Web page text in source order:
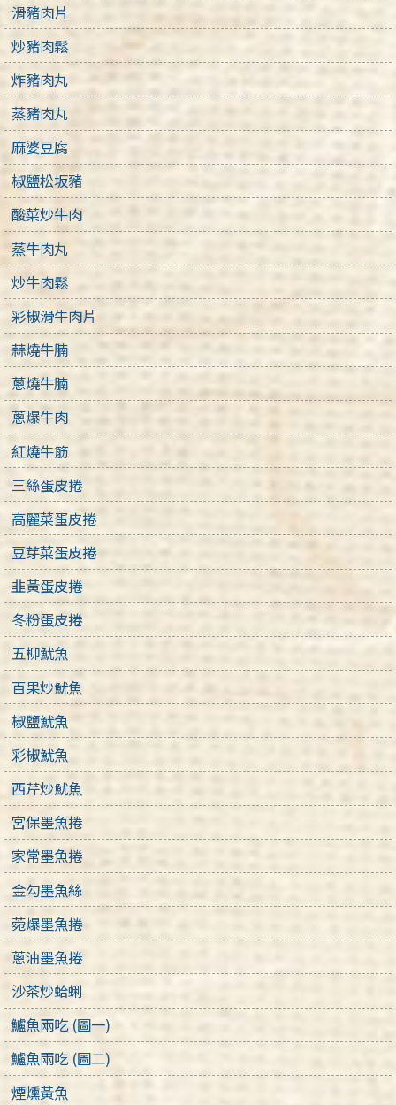
滑豬肉片
炒豬肉鬆
炸豬肉丸
蒸豬肉丸
麻婆豆腐
椒鹽松坂豬
酸菜炒牛肉
蒸牛肉丸
炒牛肉鬆
彩椒滑牛肉片
蒜燒牛腩
蔥燒牛腩
蔥爆牛肉
紅燒牛筋
三絲蛋皮捲
高麗菜蛋皮捲
豆芽菜蛋皮捲
韭黃蛋皮捲
冬粉蛋皮捲
五柳魷魚
百果炒魷魚
椒鹽魷魚
彩椒魷魚
西芹炒魷魚
宮保墨魚捲
家常墨魚捲
金勾墨魚絲
菀爆墨魚捲
蔥油墨魚捲
沙茶炒蛤蜊
鱸魚兩吃 (圖一)
鱸魚兩吃 (圖二)
煙燻黃魚